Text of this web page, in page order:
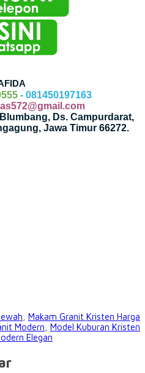
- 081450197163
Ds. Campurdarat,
Jawa Timur 66272.
Makam Granit Kristen Harga
Modern Model Kuburan Kristen
Elegan